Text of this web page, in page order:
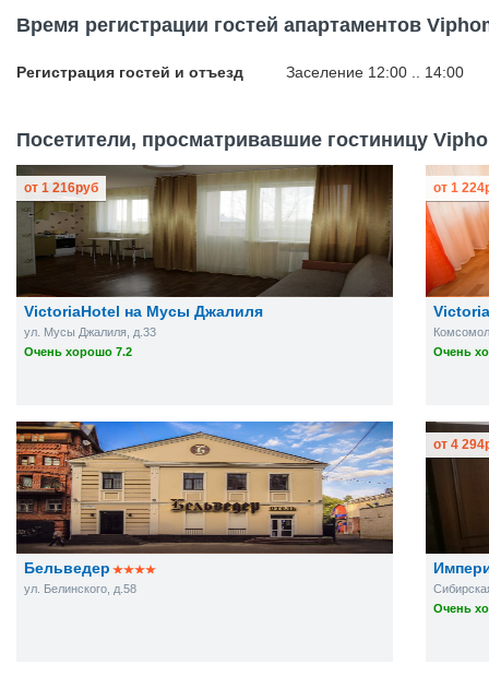
Время регистрации гостей апартаментов
Регистрация гостей и отъезд Заселение 12:00 .. 14:00
Посетители, просматривавшие гостиницу
VictoriaHotel на Мусы Джалиля
ул. Мусы Джалиля, д.33
Очень хорошо 7.2
от 1 216руб
Очень
от 1 224
Бельведер
ул. Белинского, д.58
Очень
от 4 294